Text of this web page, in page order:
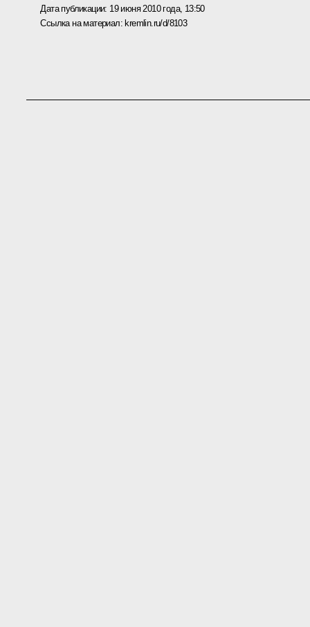
Дата публикации: 19 июня 2010 года, 13:50
Ссылка на материал: kremlin.ru/d/8103